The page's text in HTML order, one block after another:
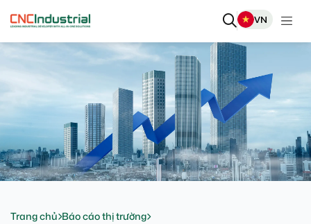
VN
Trang chủ Báo cáo thị trường